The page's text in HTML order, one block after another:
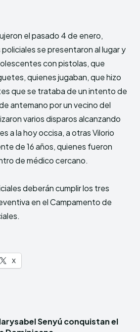
el pasado 4 de enero,
se presentaron al lugar y
con pistolas, que
quienes jugaban, que hizo
que se trataba de un intento de
antemano por un vecino del
varios disparos alcanzando
a la hoy occisa, a otras Vilorio
de 16 años, quienes fueron
de médico cercano.
deberán cumplir los tres
en el Campamento de
X
Senyú conquistan el